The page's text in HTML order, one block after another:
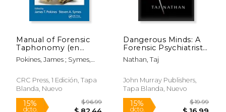
Rápido
Manual of Forensic
Taphonomy (en
Inglés)
Pokines, James ; Symes,
CRC Press, 1 Edición, Tapa
Blanda, Nuevo
Dangerous Minds: A
Forensic Psychiatrist's
Quest to Understand
Violence (en Inglés)
Nathan, Taj
John Murray Publishers,
Tapa Blanda, Nuevo